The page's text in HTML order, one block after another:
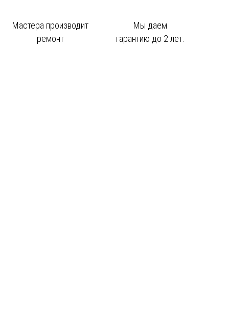
Мастера производит
ремонт
Мы даем
гарантию до 2 лет.